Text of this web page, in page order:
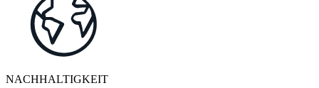
NACHHALTIGKEIT